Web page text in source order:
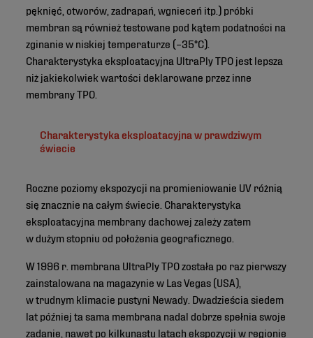
pęknięć, otworów, zadrapań, wgnieceń itp.) próbki
membran są również testowane pod kątem podatności na
zginanie w niskiej temperaturze (–35°C).
Charakterystyka eksploatacyjna UltraPly TPO jest lepsza
niż jakiekolwiek wartości deklarowane przez inne
membrany TPO.
Charakterystyka eksploatacyjna w prawdziwym
świecie
Roczne poziomy ekspozycji na promieniowanie UV różnią
się znacznie na całym świecie. Charakterystyka
eksploatacyjna membrany dachowej zależy zatem
w dużym stopniu od położenia geograficznego.
W 1996 r. membrana UltraPly TPO została po raz pierwszy
zainstalowana na magazynie w Las Vegas (USA),
w trudnym klimacie pustyni Newady. Dwadzieścia siedem
lat później ta sama membrana nadal dobrze spełnia swoje
zadanie, nawet po kilkunastu latach ekspozycji w regionie